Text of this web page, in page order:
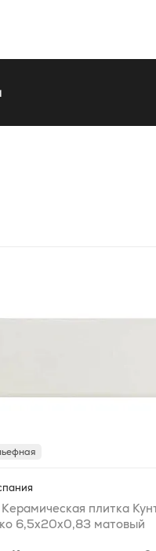
плитка
6,5x20x0,83 матовый